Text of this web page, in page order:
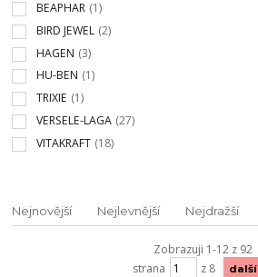
BEAPHAR (1)
BIRD JEWEL (2)
HAGEN (3)
HU-BEN (1)
TRIXIE (1)
VERSELE-LAGA (27)
VITAKRAFT (18)
Nejnovější Nejlevnější Nejdražší
Zobrazuji 1-12 z 92
strana
z 8 další